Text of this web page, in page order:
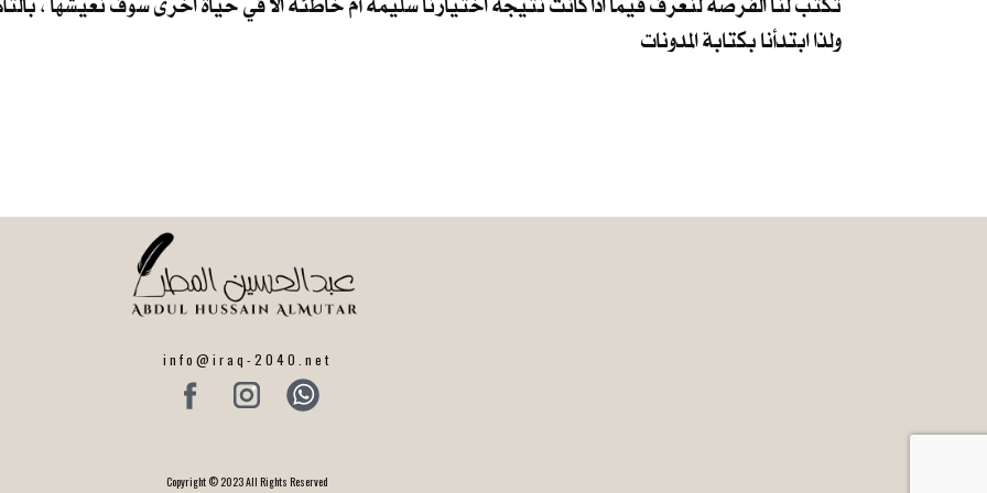
ولذا ابتدأنا بكتابة المدونات
info@iraq-2040.net
Copyright © 2023 All Rights Reserved